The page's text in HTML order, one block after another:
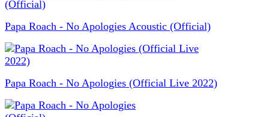
Papa Roach - No Apologies Acoustic (Official)
Papa Roach - No Apologies (Official Live 2022)